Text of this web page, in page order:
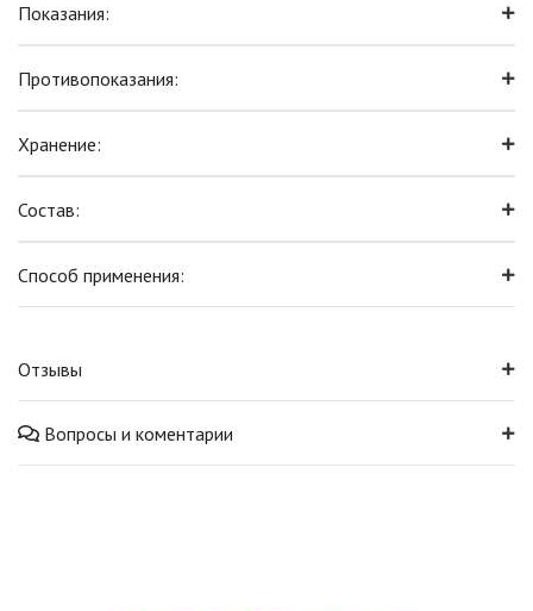
Показания:
Противопоказания:
Хранение:
Состав:
Способ применения:
Отзывы
Вопросы и коментарии